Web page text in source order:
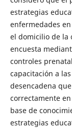
estrategias
enfermedades
el domicilio de la
encuesta
controles
capacitación a
desencadena
correctamente
base de
estrategias